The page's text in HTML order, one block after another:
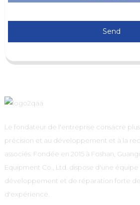
Send
Le fondateur de l'entreprise consacre plus
précision et au développement et à la
associés. Fondée en 2015 à Foshan,
Equipment Co., Ltd. dispose d'une
développement et de réparation forte de
d'expérience.